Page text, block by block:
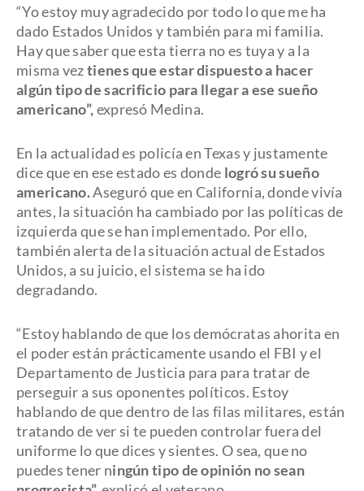
“Yo estoy muy agradecido por todo lo que me ha
dado Estados Unidos y también para mi familia.
Hay que saber que esta tierra no es tuya y a la
misma veztienes que estar dispuesto a hacer
algún tipo de sacrificio para llegar a ese sueño
americano”,expresó Medina.
En la actualidad es policía en Texas y justamente
dice que en ese estado es donde logró su sueño
americano.Aseguró que en California, donde vivía
antes, la situación ha cambiado por las políticas de
izquierda que se han implementado. Por ello,
también alerta de la situación actual de Estados
Unidos, a su juicio, el sistema se ha ido
degradando.
“Estoy hablando de que los demócratas ahorita en
el poder están prácticamente usando el FBI y el
Departamento de Justicia para para tratar de
perseguir a sus oponentes políticos. Estoy
hablando de que dentro de las filas militares, están
tratando de ver si te pueden controlar fuera del
uniforme lo que dices y sientes. O sea, que no
puedes tener ningún tipo de opinión no sean